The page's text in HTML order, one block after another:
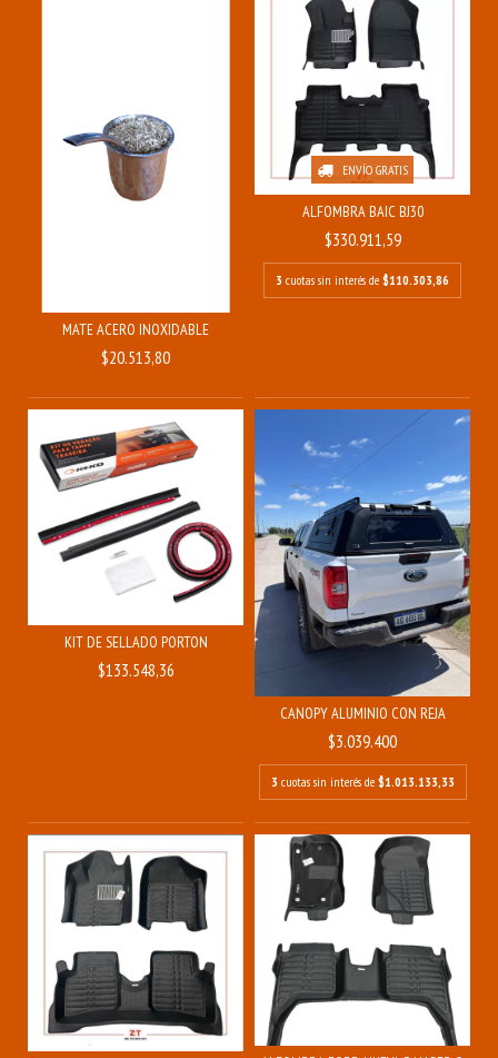
MATE ACERO INOXIDABLE
$20.513,80
ENVÍO GRATIS
ALFOMBRA BAIC BJ30
$330.911,59
3 cuotas sin interés de $110.303,86
KIT DE SELLADO PORTON
$133.548,36
CANOPY ALUMINIO CON REJA
$3.039.400
3 cuotas sin interés de $1.013.133,33